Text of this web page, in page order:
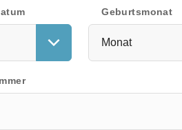
Geburtsmonat
Monat